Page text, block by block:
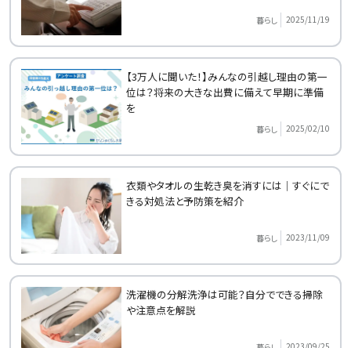
暮らし 2025/11/19
【3万人に聞いた！】みんなの引越し理由の第一
位は？将来の大きな出費に備えて早期に準備
を
暮らし 2025/02/10
衣類やタオルの生乾き臭を消すには｜すぐにで
きる対処法と予防策を紹介
暮らし 2023/11/09
洗濯機の分解洗浄は可能？自分でできる掃除
や注意点を解説